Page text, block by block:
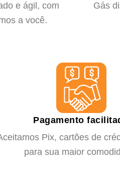
e ágil, com
a você.
Gás
Pagamento
Pix, cartões de
para sua maior